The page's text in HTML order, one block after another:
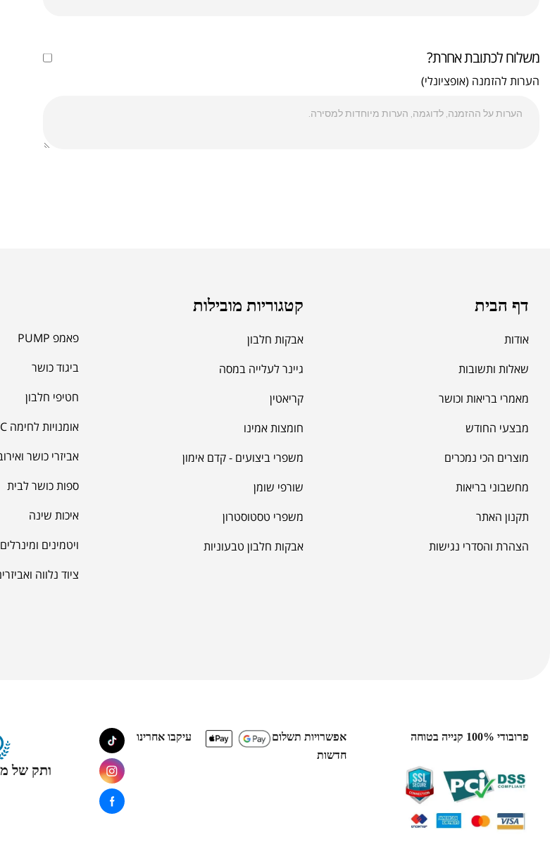
משלוח לכתובת אחרת?
הערות להזמנה (אופציונלי)
דף הבית
אודות
שאלות ותשובות
מאמרי בריאות וכושר
מבצעי החודש
מוצרים הכי נמכרים
מחשבוני בריאות
תקנון האתר
הצהרת והסדרי נגישות
קטגוריות מובילות
אבקות חלבון
גיינר לעלייה במסה
קריאטין
חומצות אמינו
משפרי ביצועים - קדם אימון
שורפי שומן
משפרי טסטוסטרון
אבקות חלבון טבעוניות
פאמפ PUMP
ביגוד כושר
חטיפי חלבון
אומנויות לחימה UFC
אביזרי כושר
ספות כושר לבית
איכות שינה
ויטמינים ומינרלים
ציוד נלווה
פרובודי 100% קנייה בטוחה
אפשרויות תשלום
חדשות
עיקבו אחרינו
ותק של מעל